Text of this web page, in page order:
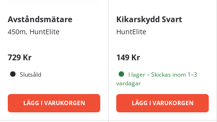
Avståndsmätare
450m, HuntElite
729 Kr
Slutsåld
LÄGG I VARUKORGEN
Kikarskydd Svart
HuntElite
149 Kr
I lager – Skickas inom 1–3
vardagar
LÄGG I VARUKORGEN